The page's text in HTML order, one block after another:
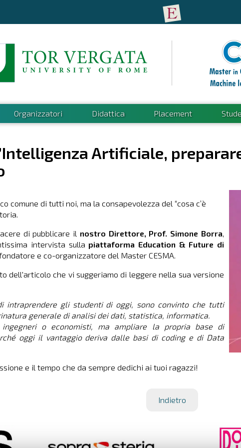
Organizzatori Didattica Placement
Artificiale,
comune di tutti noi, ma la consapevolezza del “cosa c’è
di pubblicare il nostro Direttore, Prof. Simone Borra
intervista sulla piattaforma Education & Future di
e co-organizzatore del Master CESMA.
dell'articolo che vi suggeriamo di leggere nella sua versione
intraprendere gli studenti di oggi, sono convinto che tutti
generale di analisi dei dati, statistica, informatica.
o economisti, ma ampliare la propria base di
oggi il vantaggio deriva dalle basi di coding e di Data
e il tempo che da sempre dedichi ai tuoi ragazzi!
Indietro